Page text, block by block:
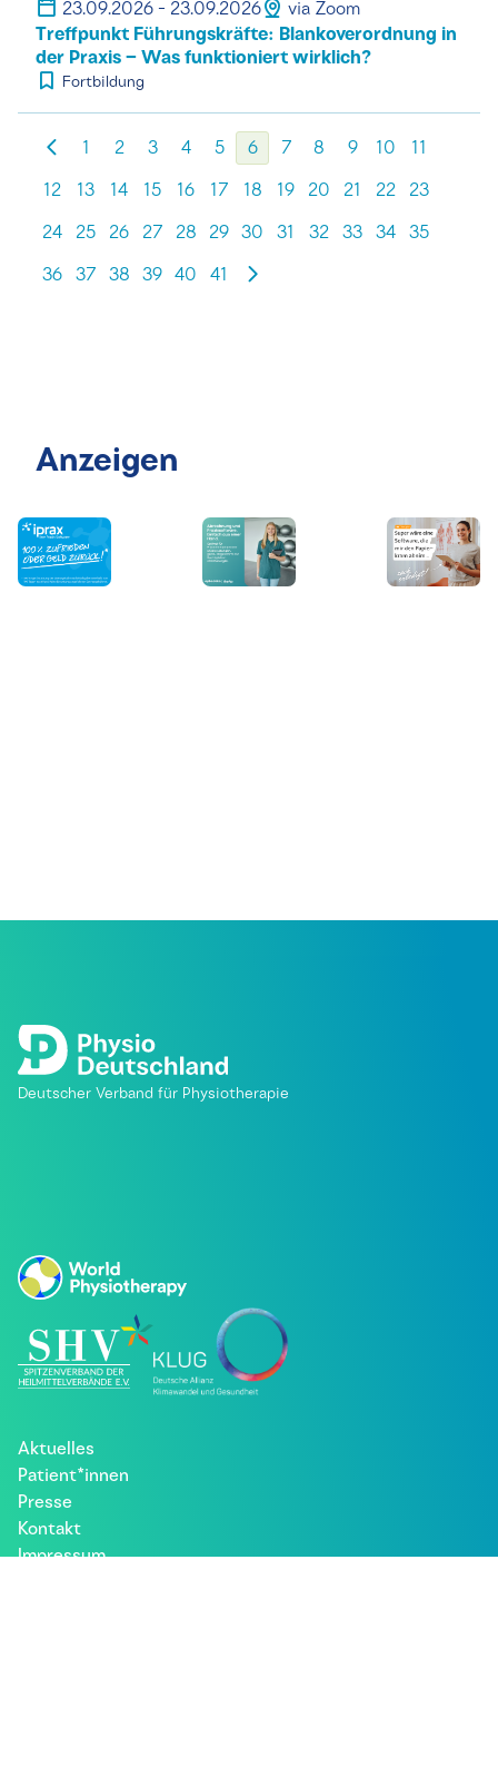
23.09.2026 - 23.09.2026 via Zoom
Treffpunkt Führungskräfte: Blankoverordnung in
der Praxis – Was funktioniert wirklich?
Fortbildung
1 2 3 4 5 6 7 8 9 10 11
12 13 14 15 16 17 18 19 20 21 22 23
24 25 26 27 28 29 30 31 32 33 34 35
36 37 38 39 40 41
Anzeigen
Deutscher Verband für Physiotherapie
Aktuelles
Patient*innen
Presse
Kontakt
Impressum